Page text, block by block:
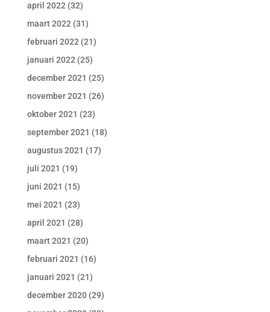
april 2022 (32)
maart 2022 (31)
februari 2022 (21)
januari 2022 (25)
december 2021 (25)
november 2021 (26)
oktober 2021 (23)
september 2021 (18)
augustus 2021 (17)
juli 2021 (19)
juni 2021 (15)
mei 2021 (23)
april 2021 (28)
maart 2021 (20)
februari 2021 (16)
januari 2021 (21)
december 2020(29)